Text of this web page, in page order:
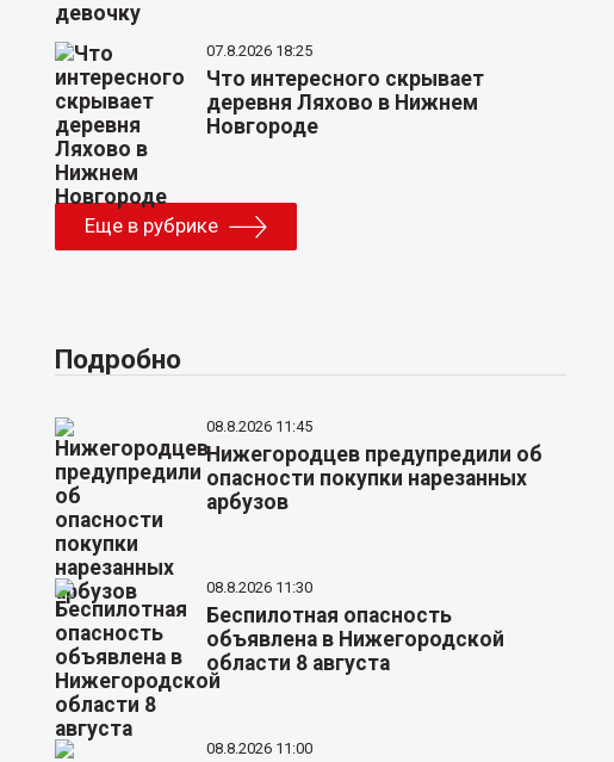
07.8.2026 18:25
Что интересного скрывает
деревня Ляхово в Нижнем
Новгороде
Еще в рубрике
Подробно
08.8.2026 11:45
Нижегородцев предупредили об
опасности покупки нарезанных
арбузов
08.8.2026 11:30
Беспилотная опасность
объявлена в Нижегородской
области 8 августа
08.8.2026 11:00